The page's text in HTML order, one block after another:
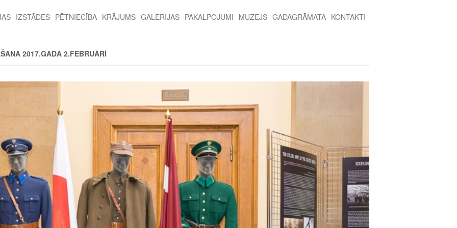
IZSTĀDES PĒTNIECĪBA KRĀJUMS GALERIJAS PAKALPOJUMI MUZEJS GADAGRĀMATA KONTAKTI
2017.GADA 2.FEBRUĀRĪ